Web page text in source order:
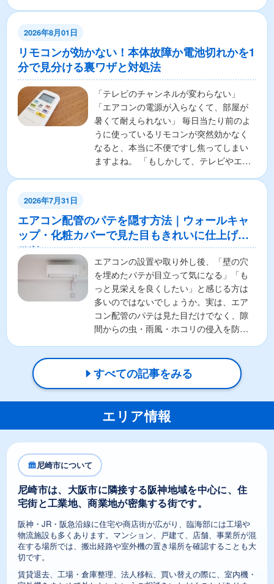
2026年8月01日
リモコンが効かない！本体故障か電池切れかを1
分で見分ける裏ワザと対処法
「テレビのチャンネルが変わらない」
「エアコンの電源が入らなくて、部屋が
暑くて耐えられない」 毎日当たり前のよ
うに使っているリモコンが突然効かなく
なると、本当に不便ですし焦ってしまい
ますよね。 「もしかして、テレビやエア
2026年7月31日
エアコン配管のパテを隠す方法｜ウォールキャ
ップ・化粧カバーで見た目もきれいに仕上げる
コツ
エアコンの設置や取り外し後、「壁の穴
を埋めたパテが目立って気になる」「も
っと見栄えを良くしたい」と感じる方は
多いのではないでしょうか。実は、エア
コン配管のパテは見た目だけでなく、隙
間からの虫・雨風・ホコリの侵入を防ぐ
すべての記事をみる
エリア情報
尼崎市について
尼崎市は、大阪市に隣接する阪神地域を中心に、住
宅街と工業地、商業地が密集する街です。
阪神・JR・阪急沿線に住宅や商店街が広がり、臨海部には工場や
物流施設も多くあります。マンション、戸建て、店舗、事業所が混
在する場所では、搬出経路や室外機の置き場所を確認することも大
切です。
賃貸退去、工場・倉庫整理、法人移転、買い替えの際に、室内機・